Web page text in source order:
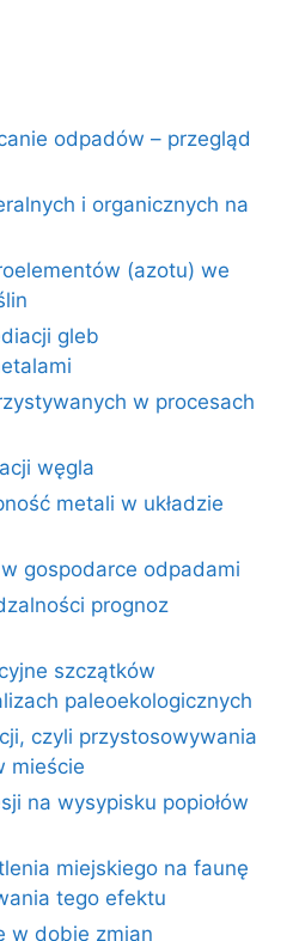
odpadów – przegląd
i organicznych na
(azotu) we
gleb
w procesach
węgla
metali w układzie
gospodarce odpadami
prognoz
szczątków
paleoekologicznych
czyli przystosowywania
mieście
na wysypisku popiołów
miejskiego na faunę
tego efektu
w dobie zmian